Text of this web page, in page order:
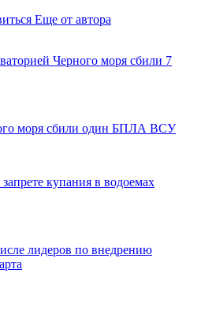
Еще от автора
Черного моря сбили 7
моря сбили один БПЛА ВСУ
купания в водоемах
лидеров по внедрению